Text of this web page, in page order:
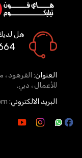
هل
العنوان:
للأعمال ، دبي.
البريد الالكتروني: